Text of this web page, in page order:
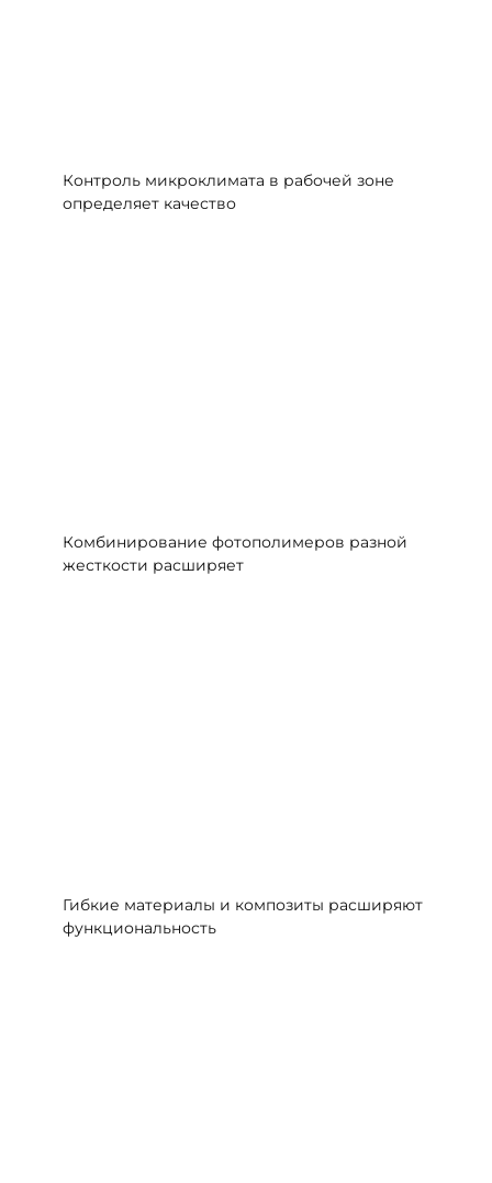
Контроль микроклимата в рабочей зоне
определяет качество
Комбинирование фотополимеров разной
жесткости расширяет
Гибкие материалы и композиты расширяют
функциональность